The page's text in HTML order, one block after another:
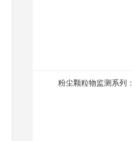
粉尘颗粒物监测系列：